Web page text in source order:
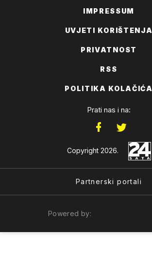
IMPRESSUM
UVJETI KORIŠTENJA
PRIVATNOST
RSS
POLITIKA KOLAČIĆA
Prati nas i na:
Copyright 2026.
Partnerski portali
Powered by: